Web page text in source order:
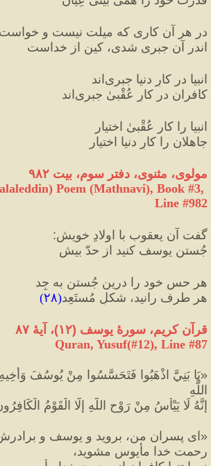
در هر آن کاری که میلت نیست و خواست
اندر آن جبری شدی، کین از خداست‌‌
انبیا در کارِ دنیا جبری‌‌اند
کافران در کارِ عُقْبیٰ جبری‌‌اند
انبیا را کار عُقْبیٰ اختیار
جاهلان را کارِ دنیا اختیار
مولوی، مثنوی، دفتر سوم، بیت ٩٨٢
Poem (Mathnavi), Book #3,
Line #982
گفت آن یعقوب با اولادِ خویش:
جُستنِ یوسف کنید از حدّ بیش
هر حسِ خود را درین جُستن به‌‌ جِد
هر طرف رانید، شکلِ مُستَعِد(۲۸)
قرآن کریم، سورهٔ یوسف (۱۲)، آیهٔ ۸۷
Quran, Yusuf(#12), Line #87
«
اللَّهِ
إِنَّهُ لَا يَيْأَسُ مِنْ رَوْحِ اللَّهِ إِلَّا الْقَوْمُ
«
رحمت خدا مأيوس مشويد،